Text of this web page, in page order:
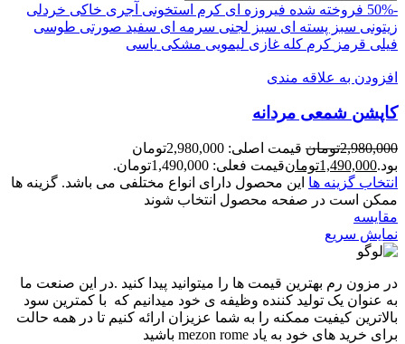
-50% فروخته شده فیروزه ای کرم استخونی آجری خاکی خردلی
زیتونی سبز پسته ای سبز لجنی سرمه ای سفید صورتی طوسی
فیلی قرمز کرم کله غازی لیمویی مشکی یاسی
افزودن به علاقه مندی
کاپشن شمعی مردانه
2,980,000تومان
قیمت اصلی: 2,980,000تومان
بود.1,490,000تومانقیمت فعلی: 1,490,000تومان.
انتخاب گزینه ها این محصول دارای انواع مختلفی می باشد. گزینه ها
ممکن است در صفحه محصول انتخاب شوند
مقايسه
نمایش سریع
در مزون رم بهترین قیمت ها را میتوانید پیدا کنید .در این صنعت ما
به عنوان یک تولید کننده وظیفه ی خود میدانیم که با کمترین سود
بالاترین کیفیت ممکنه را به شما عزیزان ارائه کنیم تا در همه حالت
برای خرید های خود به یاد mezon rome باشید